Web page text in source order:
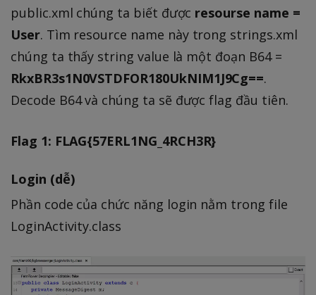
public.xml chúng ta biết được resourse name =
User. Tìm resource name này trong strings.xml
chúng ta thấy string value là một đoạn B64 =
RkxBR3s1N0VSTDFOR180UkNIM1J9Cg==.
Decode B64 và chúng ta sẽ được flag đầu tiên.
Flag 1: FLAG{57ERL1NG_4RCH3R}
Login (dễ)
Phần code của chức năng login nằm trong file
LoginActivity.class